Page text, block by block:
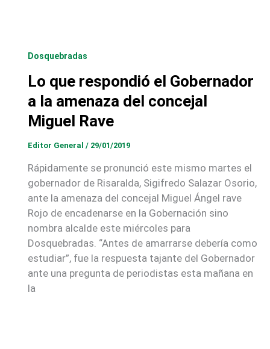
Dosquebradas
Lo que respondió el Gobernador
a la amenaza del concejal
Miguel Rave
Editor General / 29/01/2019
Rápidamente se pronunció este mismo martes el
gobernador de Risaralda, Sigifredo Salazar Osorio,
ante la amenaza del concejal Miguel Ángel rave
Rojo de encadenarse en la Gobernación sino
nombra alcalde este miércoles para
Dosquebradas. “Antes de amarrarse debería como
estudiar”, fue la respuesta tajante del Gobernador
ante una pregunta de periodistas esta mañana en
la